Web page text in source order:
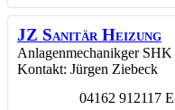
JZ Sanitär Heizung
Anlagenmechanikger SHK
Kontakt: Jürgen Ziebeck
04162 912117